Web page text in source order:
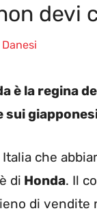
devi
è la regina
sui
che
di Honda. Il
di